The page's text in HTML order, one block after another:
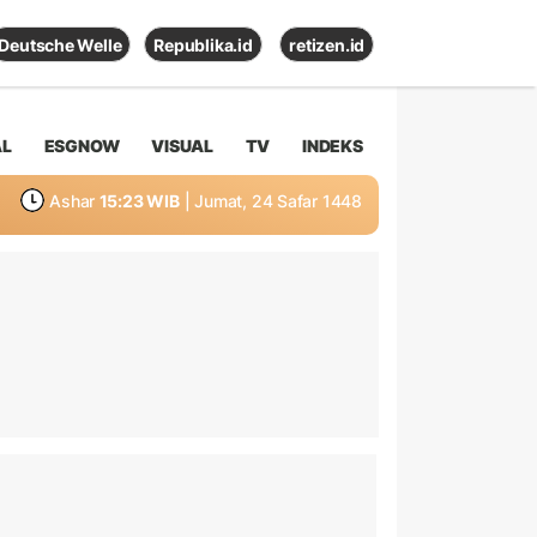
Deutsche Welle Republika.id retizen.id
ESGNOW VISUAL TV INDEKS
Ashar 15:23 WIB | Jumat, 24 Safar 1448